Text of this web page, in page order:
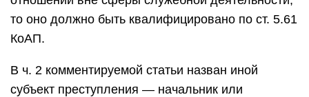
то оно должно быть квалифицировано по ст. 5.61
КоАП.
В ч. 2 комментируемой статьи назван иной
субъект преступления — начальник или